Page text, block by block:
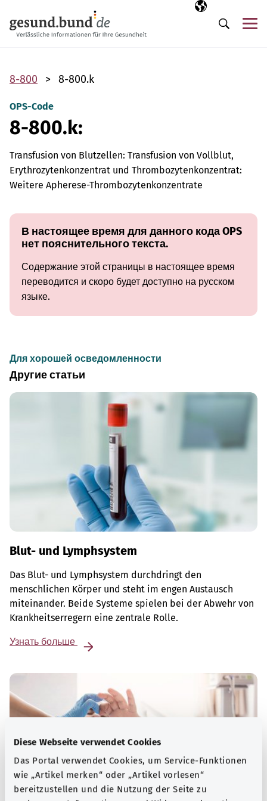
Diese Webseite verwendet Cookies
Das Portal verwendet Cookies, um Service-Funktionen
wie „Artikel merken“ oder „Artikel vorlesen“
bereitzustellen und die Nutzung der Seite zu
Выбранный
RU
Поиск
8-800 8-800.k
OPS-Code
8-800.k:
Transfusion von Blutzellen: Transfusion von Vollblut,
Erythrozytenkonzentrat und Thrombozytenkonzentrat:
Weitere Apherese-Thrombozytenkonzentrate
В настоящее время для данного кода OPS
нет пояснительного текста.
Содержание этой страницы в настоящее время
переводится и скоро будет доступно на русском
языке.
Для хорошей осведомленности
Другие статьи
Blut- und Lymphsystem
Das Blut- und Lymphsystem durchdringt den
menschlichen Körper und steht im engen Austausch
miteinander. Beide Systeme spielen bei der Abwehr von
Krankheitserregern eine zentrale Rolle.
Узнать больше